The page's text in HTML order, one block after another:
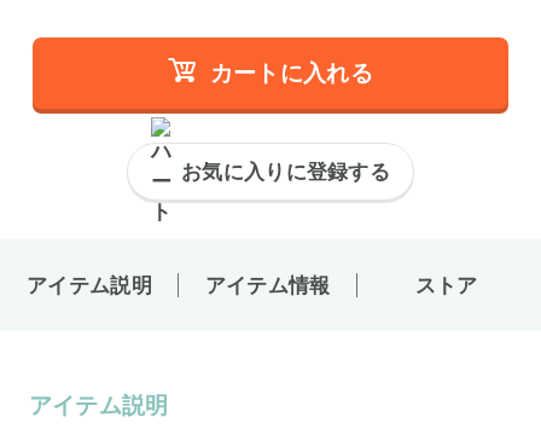
カートに入れる
お気に入りに登録する
アイテム説明 アイテム情報 ストア
アイテム説明